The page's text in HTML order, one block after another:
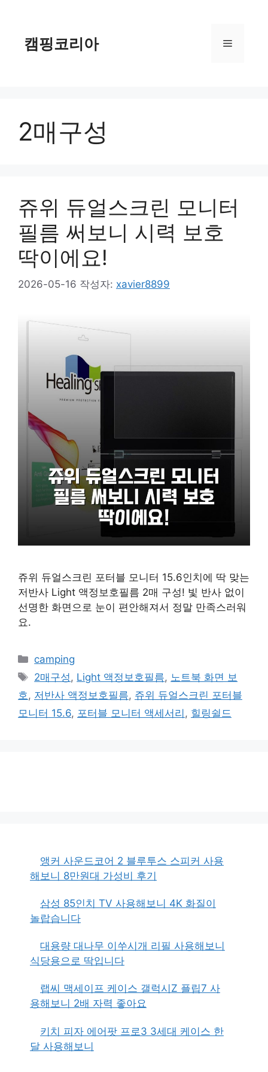
캠핑코리아 메
2매구성
쥬위 듀얼스크린 모니터
필름 써보니 시력 보호
딱이에요!
2026-05-16 작성자: xavier8899
쥬위 듀얼스크린 포터블 모니터 15.6인치에 딱 맞는
저반사 Light 액정보호필름 2매 구성! 빛 반사 없이
선명한 화면으로 눈이 편안해져서 정말 만족스러워
요.
카
테
리
camping
태
그
2매구성 , Light 액정보호필름, 노트북 화면 보
호 , 저반사 액정보호필름, 쥬위 듀얼스크린 포터블
모니터 15.6, 포터블 모니터 액세서리 , 힐링쉴드
앵커 사운드코어 2 블루투스 스피커 사용
해보니 8만원대 가성비 후기
삼성 85인치 TV 사용해보니 4K 화질이
놀랍습니다
대용량 대나무 이쑤시개 리필 사용해보니
식당용으로 딱입니다
랩씨 맥세이프 케이스 갤럭시Z 플립7 사
용해보니 2배 자력 좋아요
키치 피자 에어팟 프로3 3세대 케이스 한
달 사용해보니